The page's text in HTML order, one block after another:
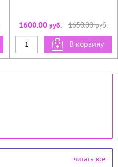
1600.00 руб. 1650.00руб.
В корзину
читать все